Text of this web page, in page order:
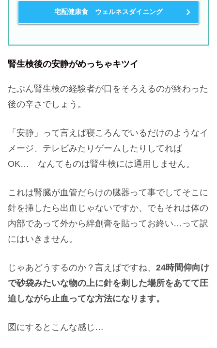
宅配健康食 ウェルネスダイニング
腎生検後の安静がめっちゃキツイ
たぶん腎生検の経験者が口をそろえるのが終わった
後の辛さでしょう。
「安静」って言えば寝ころんでいるだけのようなイ
メージ、テレビみたりゲームしたりしてれば
OK… なんてものは腎生検には通用しません。
これは腎臓が血管だらけの臓器って事でしてそこに
針を挿したら出血じゃないですか、でもそれは体の
内部であって外から絆創膏を貼ってお終い…って訳
にはいきません。
じゃあどうするのか？言えばですね、 24時間仰向け
で砂袋みたいな物の上に針を刺した場所をあてて圧
迫しながら止血ってな方法になります。
図にするとこんな感じ…